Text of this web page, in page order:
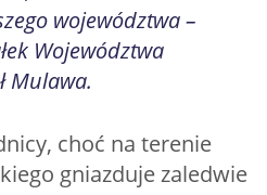
województwa –
Województwa
Mulawa.
choć na terenie
gniazduje zaledwie